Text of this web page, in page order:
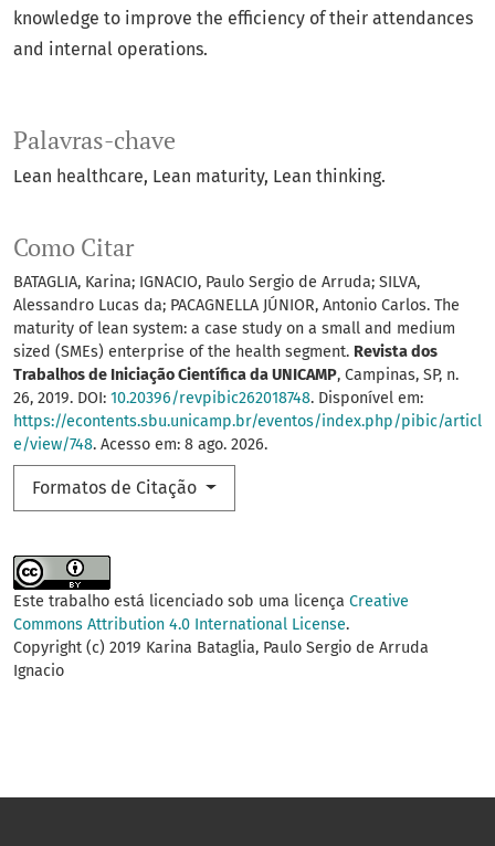
Palavras-chave
Lean healthcare Lean maturity Lean thinking.
Como Citar
BATAGLIA, Karina; IGNACIO, Paulo Sergio de Arruda; SILVA,
Alessandro Lucas da; PACAGNELLA JÚNIOR, Antonio Carlos. The
maturity of lean system: a case study on a small and medium
sized (SMEs) enterprise of the health segment. Revista dos
Trabalhos de Iniciação Científica da UNICAMP, Campinas, SP, n.
26, 2019. DOI: 10.20396/revpibic262018748. Disponível em:
https://econtents.sbu.unicamp.br/eventos/index.php/pibic/articl
e/view/748. Acesso em: 8 ago. 2026.
Formatos de Citação
knowledge to improve the efficiency of their attendances
and internal operations.
Este trabalho está licenciado sob uma licença Creative
Commons Attribution 4.0 International License.
Copyright (c) 2019 Karina Bataglia, Paulo Sergio de Arruda
Ignacio